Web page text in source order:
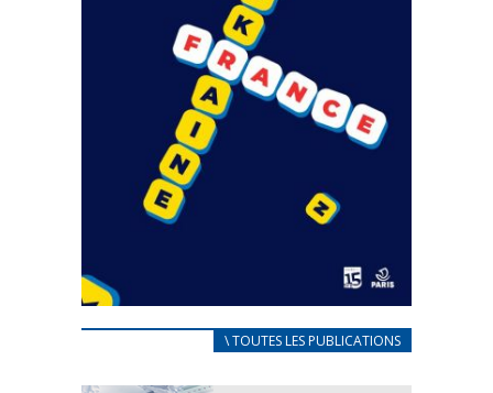
CARNET D’ACCUEIL
25 avril 2022
\ TOUTES LES PUBLICATIONS